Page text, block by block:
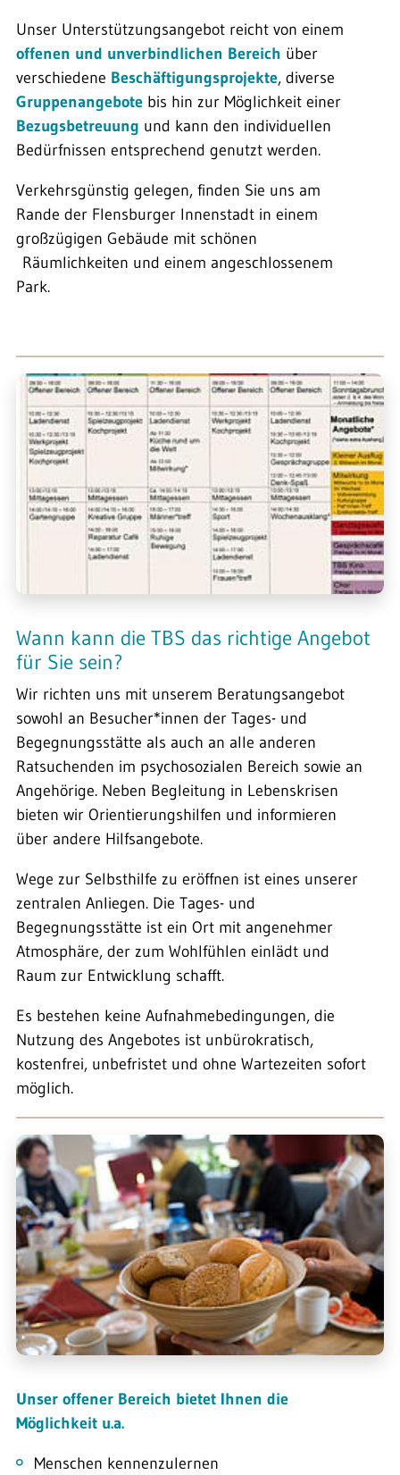
Unser Unterstützungsangebot reicht von einem
offenen und unverbindlichen Bereich über
verschiedene Beschäftigungsprojekte, diverse
Gruppenangebote bis hin zur Möglichkeit einer
Bezugsbetreuung und kann den individuellen
Bedürfnissen entsprechend genutzt werden.
Verkehrsgünstig gelegen, finden Sie uns am
Rande der Flensburger Innenstadt in einem
großzügigen Gebäude mit schönen
Räumlichkeiten und einem angeschlossenem
Park.
Wann kann die TBS das richtige Angebot
für Sie sein?
Wir richten uns mit unserem Beratungsangebot
sowohl an Besucher*innen der Tages- und
Begegnungsstätte als auch an alle anderen
Ratsuchenden im psychosozialen Bereich sowie an
Angehörige. Neben Begleitung in Lebenskrisen
bieten wir Orientierungshilfen und informieren
über andere Hilfsangebote.
Wege zur Selbsthilfe zu eröffnen ist eines unserer
zentralen Anliegen. Die Tages- und
Begegnungsstätte ist ein Ort mit angenehmer
Atmosphäre, der zum Wohlfühlen einlädt und
Raum zur Entwicklung schafft.
Es bestehen keine Aufnahmebedingungen, die
Nutzung des Angebotes ist unbürokratisch,
kostenfrei, unbefristet und ohne Wartezeiten sofort
möglich.
Unser offener Bereich bietet Ihnen die
Möglichkeit u.a.
Menschen kennenzulernen